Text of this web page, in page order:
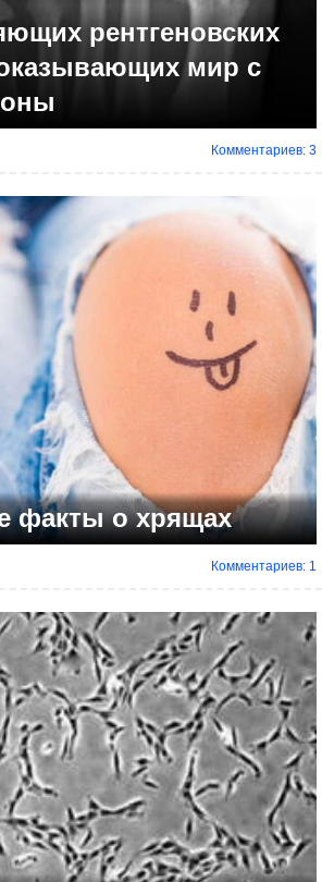
рентгеновских
мир с
Комментариев: 3
факты о хрящах
Комментариев: 1